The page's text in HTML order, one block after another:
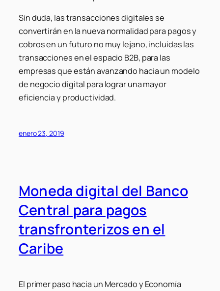
Sin duda, las transacciones digitales se
convertirán en la nueva normalidad para pagos y
cobros en un futuro no muy lejano, incluidas las
transacciones en el espacio B2B, para las
empresas que están avanzando hacia un modelo
de negocio digital para lograr una mayor
eficiencia y productividad.
enero 23, 2019
Moneda digital del Banco
Central para pagos
transfronterizos en el
Caribe
El primer paso hacia un Mercado y Economía